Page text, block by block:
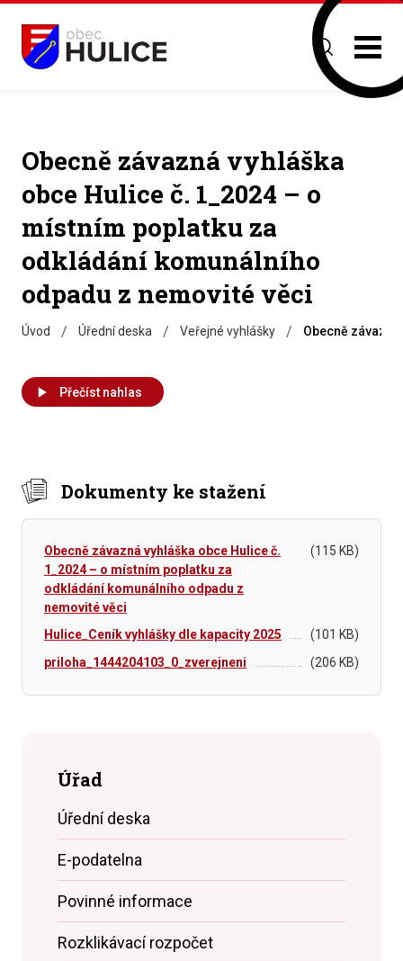
Obecně závazná vyhláška
obce Hulice č. 1_2024 – o
místním poplatku za
odkládání komunálního
odpadu z nemovité věci
Úvod / Úřední deska / Veřejné vyhlášky / Obecně
Přečíst nahlas
Dokumenty ke stažení
Obecně závazná vyhláška obce Hulice č.
1_2024 – o místním poplatku za
odkládání komunálního odpadu z
nemovité věci
(115 KB)
Hulice_Ceník vyhlášky dle kapacity 2025
(101 KB)
priloha_1444204103_0_zverejneni
(206 KB)
Úřad
Úřední deska
E-podatelna
Povinné informace
Rozklikávací rozpočet